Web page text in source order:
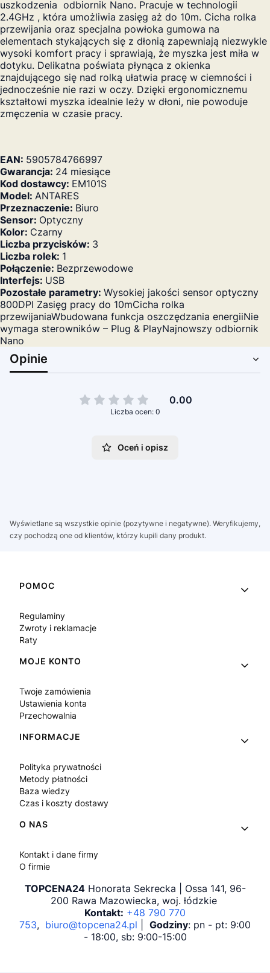
uszkodzenia odbiornik Nano. Pracuje w technologii
2.4GHz , która umożliwia zasięg aż do 10m. Cicha rolka
przewijania oraz specjalna powłoka gumowa na
elementach stykających się z dłonią zapewniają niezwykle
wysoki komfort pracy i sprawiają, że myszka jest miła w
dotyku. Delikatna poświata płynąca z okienka
znajdującego się nad rolką ułatwia pracę w ciemności i
jednocześnie nie razi w oczy. Dzięki ergonomicznemu
kształtowi myszka idealnie leży w dłoni, nie powoduje
zmęczenia w czasie pracy.
EAN: 5905784766997
Gwarancja: 24 miesiące
Kod dostawcy: EM101S
Model: ANTARES
Przeznaczenie: Biuro
Sensor: Optyczny
Kolor: Czarny
Liczba przycisków: 3
Liczba rolek: 1
Połączenie: Bezprzewodowe
Interfejs: USB
Pozostałe parametry: Wysokiej jakości sensor optyczny
800DPI Zasięg pracy do 10mCicha rolka
przewijaniaWbudowana funkcja oszczędzania energiiNie
wymaga sterowników – Plug & PlayNajnowszy odbiornik
Nano
Opinie
0.00
Liczba ocen: 0
Oceń i opisz
Wyświetlane są wszystkie opinie (pozytywne i negatywne). Weryfikujemy,
czy pochodzą one od klientów, którzy kupili dany produkt.
Linki w stopce
POMOC
Regulaminy
Zwroty i reklamacje
Raty
MOJE KONTO
Twoje zamówienia
Ustawienia konta
Przechowalnia
INFORMACJE
Polityka prywatności
Metody płatności
Baza wiedzy
Czas i koszty dostawy
O NAS
Kontakt i dane firmy
O firmie
TOPCENA24Honorata Sekrecka | Ossa 141, 96-
200 Rawa Mazowiecka, woj. łódzkie
Kontakt: +48 790 770
753, biuro@topcena24.pl Godziny: pn - pt: 9:00
- 18:00, sb: 9:00-15:00